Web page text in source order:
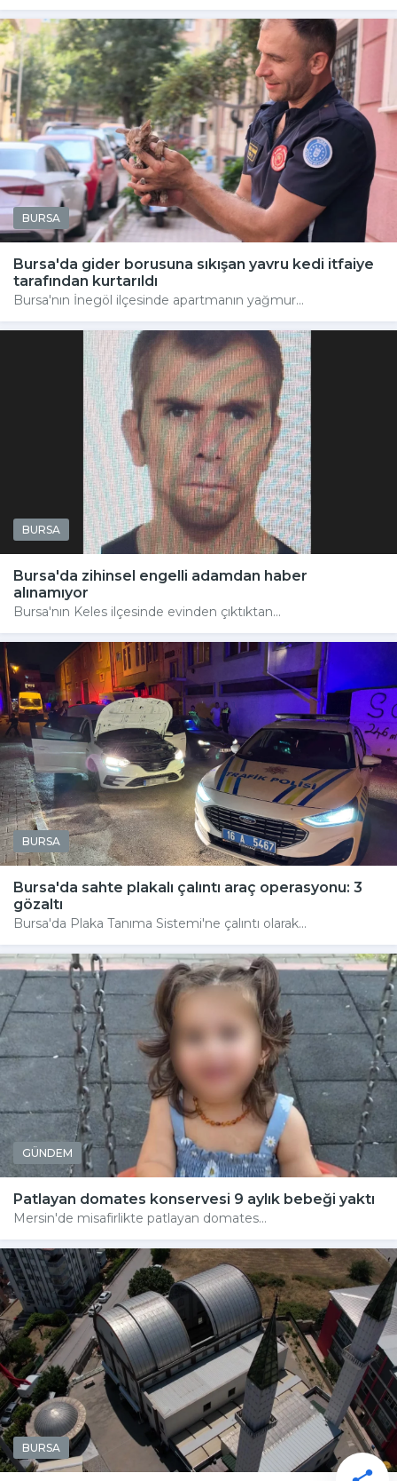
BURSA
Bursa'da gider borusuna sıkışan yavru kedi itfaiye
tarafından kurtarıldı
Bursa'nın İnegöl ilçesinde apartmanın yağmur...
BURSA
Bursa'da zihinsel engelli adamdan haber
alınamıyor
Bursa'nın Keles ilçesinde evinden çıktıktan...
BURSA
Bursa'da sahte plakalı çalıntı araç operasyonu: 3
gözaltı
Bursa'da Plaka Tanıma Sistemi'ne çalıntı olarak...
GÜNDEM
Patlayan domates konservesi 9 aylık bebeği yaktı
Mersin'de misafirlikte patlayan domates...
BURSA